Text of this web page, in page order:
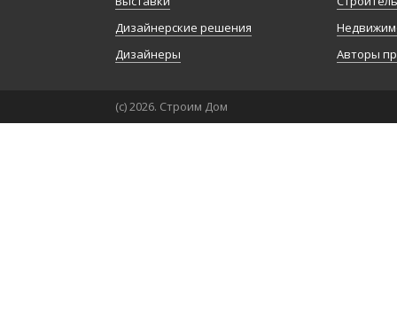
Дизайнерские решения
Дизайнеры
Авторы
(с) 2026. Строим Дом